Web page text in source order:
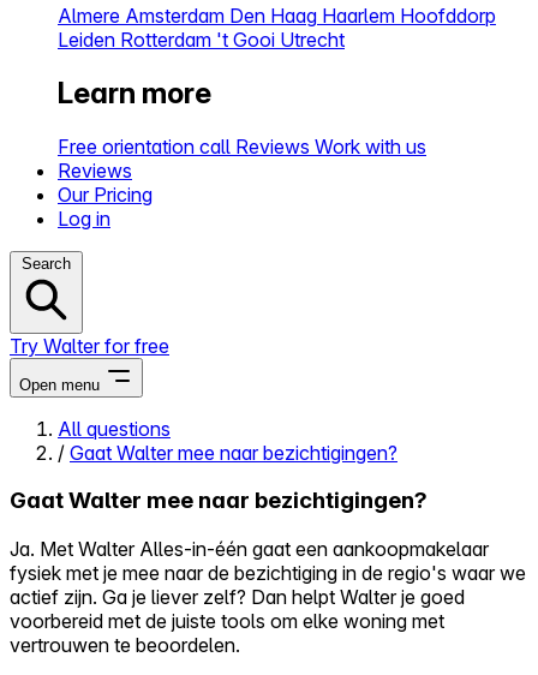
Almere Amsterdam Den Haag Haarlem Hoofddorp
Leiden Rotterdam 't Gooi Utrecht
Learn more
Free orientation call Reviews Work with us
Reviews
Our Pricing
Log in
Search
Try Walter for free
Open menu
Close menu
Self-service
All-in-One
Markets
All questions
/ Gaat Walter mee naar bezichtigingen?
Gaat Walter mee naar bezichtigingen?
Ja. Met Walter Alles-in-één gaat een aankoopmakelaar
fysiek met je mee naar de bezichtiging in de regio's waar we
actief zijn. Ga je liever zelf? Dan helpt Walter je goed
voorbereid met de juiste tools om elke woning met
vertrouwen te beoordelen.